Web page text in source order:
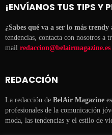
¡ENVÍANOS TUS TIPS Y
¿Sabes qué va a ser lo más trendy
tendencias, contacta con nosotros a
mail redaccion@belairmagazine.es
REDACCIÓN
La redacción de BelAir Magazine
profesionales de la comunicación
moda, las tendencias y el estilo de